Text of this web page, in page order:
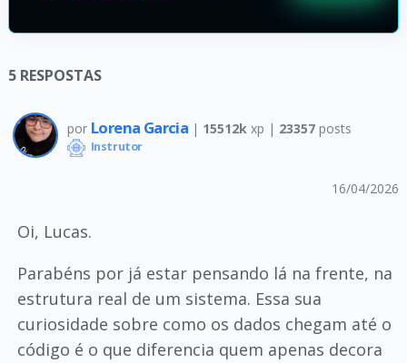
5 RESPOSTAS
por Lorena Garcia | 15512k xp | 23357posts
Instrutor
16/04/2026
Oi, Lucas.
Parabéns por já estar pensando lá na frente, na
estrutura real de um sistema. Essa sua
curiosidade sobre como os dados chegam até o
código é o que diferencia quem apenas decora